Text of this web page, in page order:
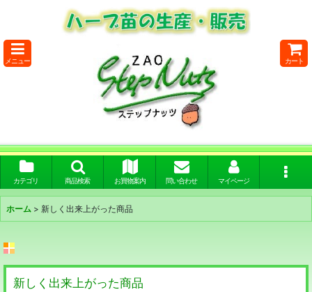
メニュー カート
カテゴリ 商品検索 お買物案内 問い合わせ マイページ
ホーム > 新しく出来上がった商品
新しく出来上がった商品